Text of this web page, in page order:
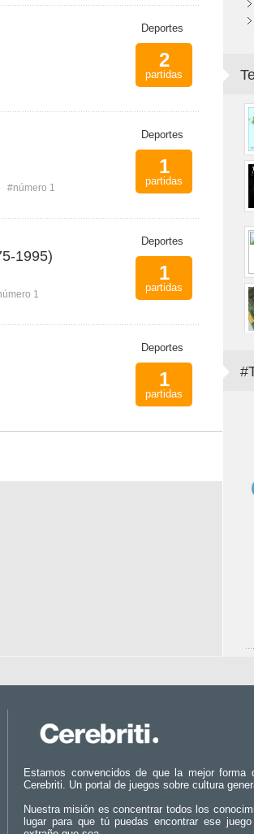
Deportes
2
partidas
#número 1
Deportes
1
partidas
1995)
1
Deportes
1
partidas
Deportes
1
partidas
Estamos convencidos de que la mejor forma
Cerebriti. Un portal de juegos sobre cultura
Nuestra misión es concentrar todos los
lugar para que tú puedas encontrar ese